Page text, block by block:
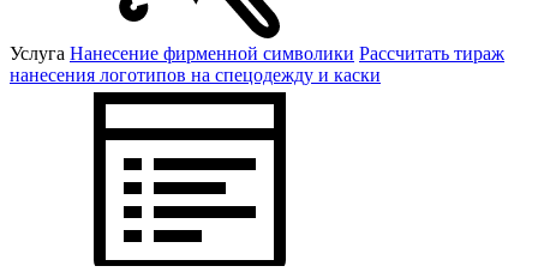
Услуга Нанесение фирменной символики Рассчитать тираж
нанесения логотипов на спецодежду и каски